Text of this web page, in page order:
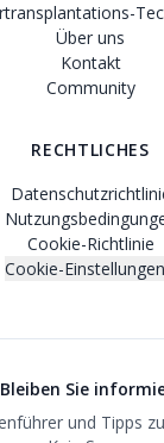
Über uns
Kontakt
Community
RECHTLICHES
Cookie-Richtlinie
Cookie-Einstellungen
Bleiben Sie
und Tipps